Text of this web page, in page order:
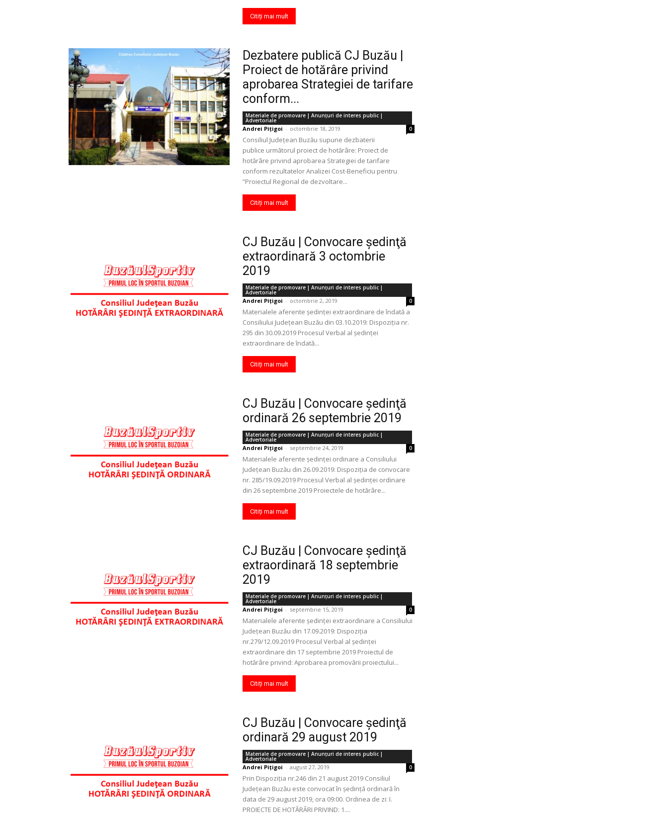
Citiți mai mult
Dezbatere publică CJ Buzău |
Proiect de hotărâre privind
aprobarea Strategiei de tarifare
conform...
Materiale de promovare | Anunţuri de interes public |
Advertoriale
Andrei Pițigoi - octombrie 18, 2019 0
Consiliul Județean Buzău supune dezbaterii
publice următorul proiect de hotărâre: Proiect de
hotărâre privind aprobarea Strategiei de tarifare
conform rezultatelor Analizei Cost-Beneficiu pentru
”Proiectul Regional de dezvoltare...
Citiți mai mult
CJ Buzău | Convocare şedinţă
extraordinară 3 octombrie
2019
Materiale de promovare | Anunţuri de interes public |
Advertoriale
Andrei Pițigoi - octombrie 2, 2019 0
Materialele aferente ședinței extraordinare de îndată a
Consiliului Județean Buzău din 03.10.2019: Dispoziția nr.
295 din 30.09.2019 Procesul Verbal al ședinței
extraordinare de îndată...
Citiți mai mult
CJ Buzău | Convocare şedinţă
ordinară 26 septembrie 2019
Materiale de promovare | Anunţuri de interes public |
Advertoriale
Andrei Pițigoi - septembrie 24, 2019 0
Materialele aferente ședinței ordinare a Consiliului
Județean Buzău din 26.09.2019: Dispoziția de convocare
nr. 285/19.09.2019 Procesul Verbal al ședinței ordinare
din 26 septembrie 2019 Proiectele de hotărâre...
Citiți mai mult
CJ Buzău | Convocare şedinţă
extraordinară 18 septembrie
2019
Materiale de promovare | Anunţuri de interes public |
Advertoriale
Andrei Pițigoi - septembrie 15, 2019 0
Materialele aferente ședinței extraordinare a Consiliului
Județean Buzău din 17.09.2019: Dispoziția
nr.279/12.09.2019 Procesul Verbal al ședinței
extraordinare din 17 septembrie 2019 Proiectul de
hotărâre privind: Aprobarea promovării proiectului...
Citiți mai mult
CJ Buzău | Convocare şedinţă
ordinară 29 august 2019
Materiale de promovare | Anunţuri de interes public |
Advertoriale
Andrei Pițigoi - august 27, 2019 0
Prin Dispoziția nr.246 din 21 august 2019 Consiliul
Județean Buzău este convocat în ședință ordinară în
data de 29 august 2019, ora 09:00. Ordinea de zi: I.
PROIECTE DE HOTĂRÂRI PRIVIND: 1....